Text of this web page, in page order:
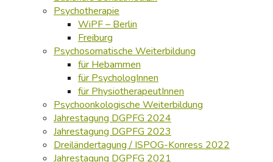
Psychotherapie
WiPF – Berlin
Freiburg
Psychosomatische Weiterbildung
für Hebammen
für PsychologInnen
für PhysiotherapeutInnen
Psychoonkologische Weiterbildung
Jahrestagung DGPFG 2024
Jahrestagung DGPFG 2023
Dreiländertagung / ISPOG-Konress 2022
Jahrestagung DGPFG 2021